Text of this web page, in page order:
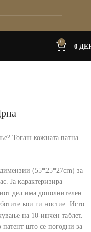
0
0
Тогаш кожната патна
(55*25*27cm) за
Ја карактеризира
дел има дополнителен
кои ги ностие. Исто
на 10-инчен таблет.
што се погодни за